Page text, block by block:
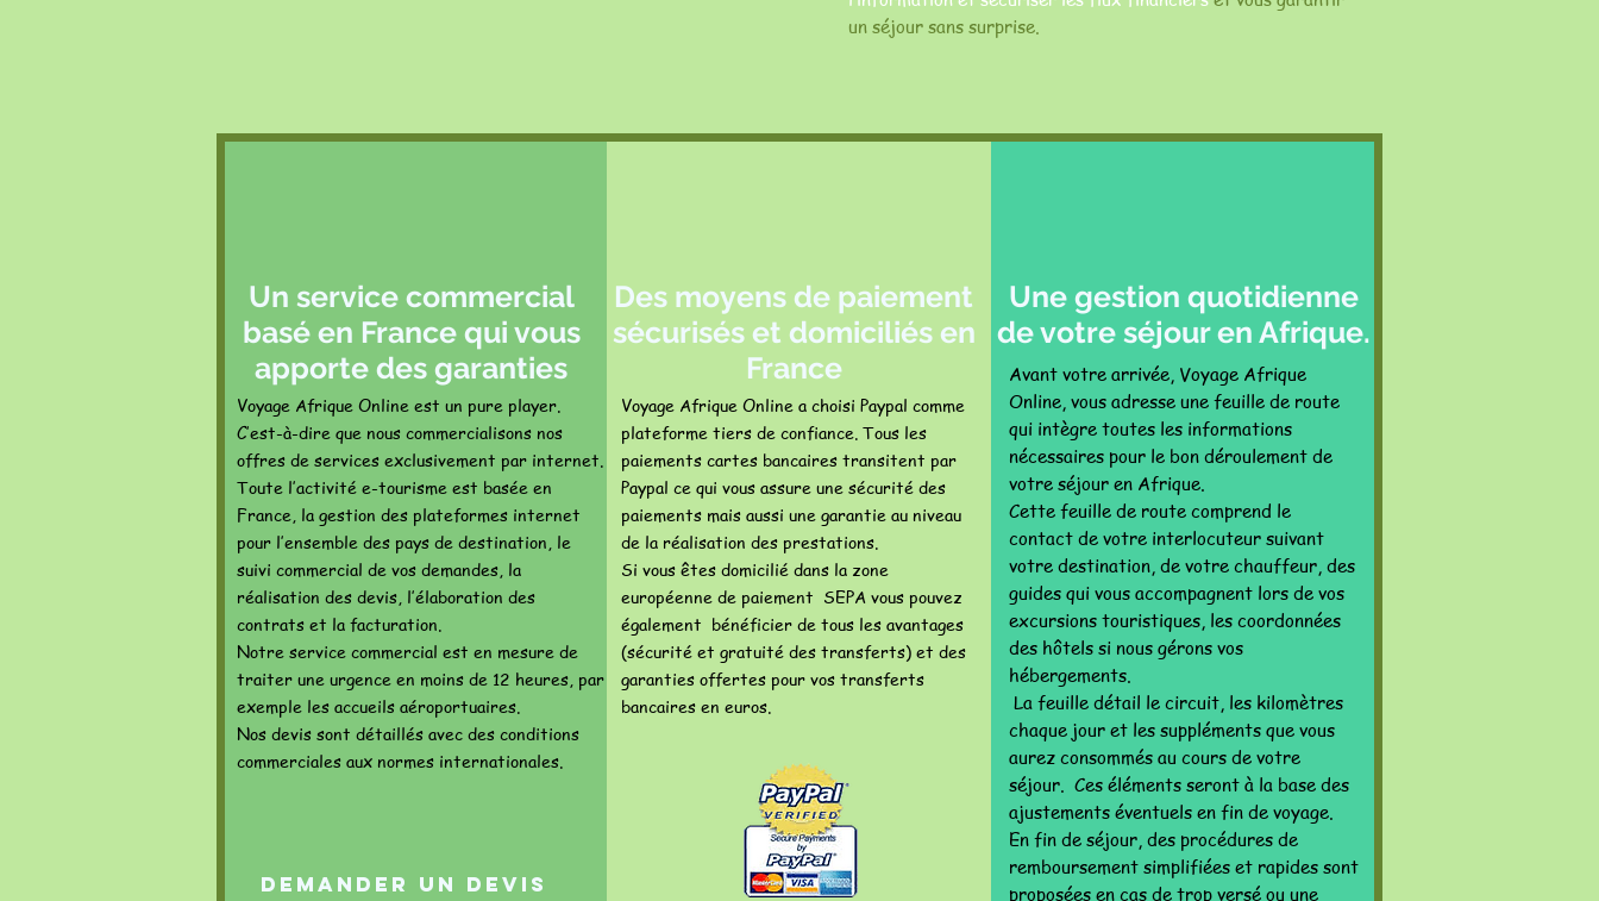
un séjour sans surprise.
Voyage Afrique Online est un pure player.
C’est-à-dire que nous commercialisons nos
offres de services exclusivement par internet.
Toute l’activité e-tourisme est basée en
France, la gestion des plateformes internet
pour l’ensemble des pays de destination, le
suivi commercial de vos demandes, la
réalisation des devis, l’élaboration des
contrats et la facturation.
Notre service commercial est en mesure de
traiter une urgence en moins de 12 heures, par
exemple les accueils aéroportuaires.
Nos devis sont détaillés avec des conditions
commerciales aux normes internationales.
Demander un devis
Voyage Afrique Online a choisi Paypal comme
plateforme tiers de confiance. Tous les
paiements cartes bancaires transitent par
Paypal ce qui vous assure une sécurité des
paiements mais aussi une garantie au niveau
de la réalisation des prestations.
Si vous êtes domicilié dans la zone
européenne de paiement SEPA vous pouvez
également bénéficier de tous les avantages
(sécurité et gratuité des transferts) et des
garanties offertes pour vos transferts
bancaires en euros.
Avant votre arrivée, Voyage Afrique
Online, vous adresse une feuille de route
qui intègre toutes les informations
nécessaires pour le bon déroulement de
votre séjour en Afrique.
Cette feuille de route comprend le
contact de votre interlocuteur suivant
votre destination, de votre chauffeur, des
guides qui vous accompagnent lors de vos
excursions touristiques, les coordonnées
des hôtels si nous gérons vos
hébergements.
La feuille détail le circuit, les kilomètres
chaque jour et les suppléments que vous
aurez consommés au cours de votre
séjour. Ces éléments seront à la base des
ajustements éventuels en fin de voyage.
En fin de séjour, des procédures de
remboursement simplifiées et rapides sont
proposées en cas de trop versé ou une
Un service commercial
basé en France qui vous
apporte des garanties
Des moyens de paiement
sécurisés et domiciliés en
France
Une gestion quotidienne
de votre séjour en Afrique.